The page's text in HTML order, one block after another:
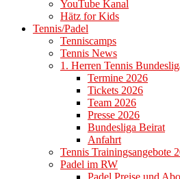
YouTube Kanal
Hätz for Kids
Tennis/Padel
Tenniscamps
Tennis News
1. Herren Tennis
Termine 2026
Tickets 2026
Team 2026
Presse 2026
Bundesliga Beirat
Anfahrt
Tennis Trainingsangebote
Padel im RW